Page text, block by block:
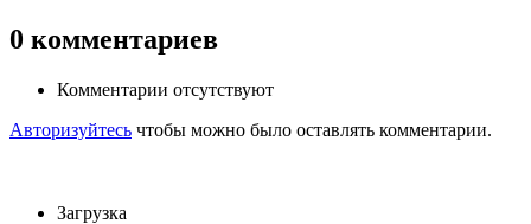
0 комментариев
Комментарии отсутствуют
Авторизуйтесь чтобы можно было оставлять комментарии.
Загрузка